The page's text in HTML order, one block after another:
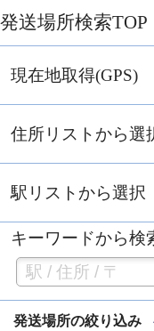
発送場所検索TOP
現在地取得(GPS)
住所リストから選
駅リストから選択
キーワードから検
発送場所の絞り込み